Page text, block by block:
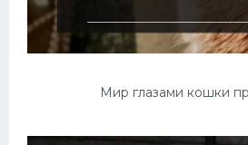
Мир глазами кошки